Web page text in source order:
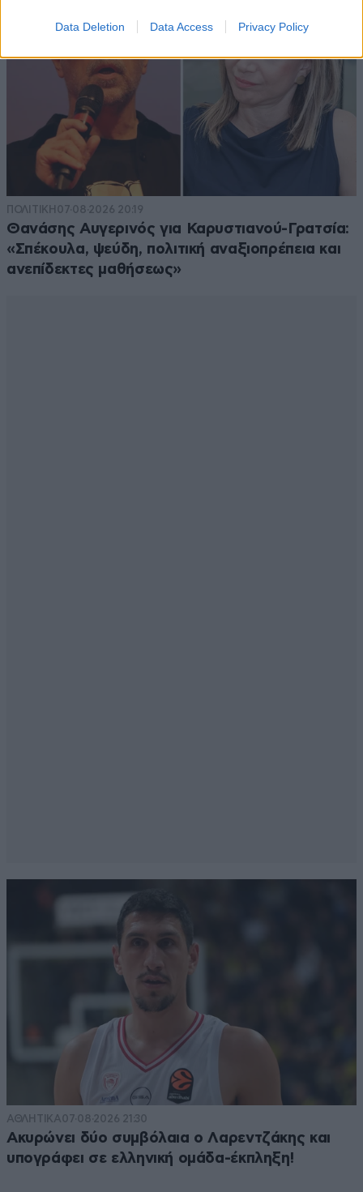
Data Deletion Data Access Privacy Policy
ΠΟΛΙΤΙΚΗ 07·08·2026 20:19
Θανάσης Αυγερινός για Καρυστιανού-Γρατσία:
«Σπέκουλα, ψεύδη, πολιτική αναξιοπρέπεια και
ανεπίδεκτες μαθήσεως»
ΑΘΛΗΤΙΚΑ07·08·2026 21:30
Ακυρώνει δύο συμβόλαια ο Λαρεντζάκης και
υπογράφει σε ελληνική ομάδα-έκπληξη!